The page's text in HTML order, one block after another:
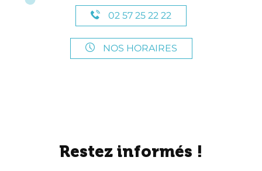
02 57 25 22 22
NOS HORAIRES
Restez informés !